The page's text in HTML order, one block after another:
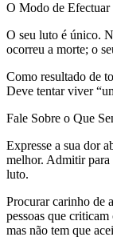
O Modo de
O seu luto é único.
ocorreu a morte; o
Como resultado de
Deve tentar viver
Fale Sobre o Que
Expresse a sua dor
melhor. Admitir para
luto.
Procurar carinho de
pessoas que
mas não tem que